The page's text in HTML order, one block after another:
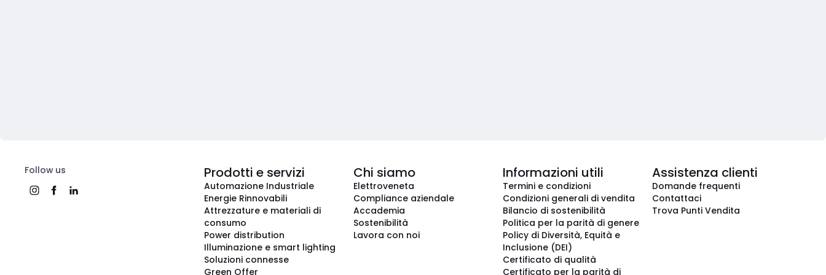
Follow us Prodotti e servizi
Automazione Industriale
Energie Rinnovabili
Attrezzature e materiali di
consumo
Power distribution
Illuminazione e smart lighting
Soluzioni connesse
Green Offer
Chi siamo
Elettroveneta
Compliance aziendale
Accademia
Sostenibilità
Lavora con noi
Informazioni utili
Termini e condizioni
Condizioni generali di vendita
Bilancio di sostenibilità
Politica per la parità di genere
Policy di Diversità, Equità e
Inclusione (DEI)
Certificato di qualità
Certificato per la parità di
Assistenza clienti
Domande frequenti
Contattaci
Trova Punti Vendita